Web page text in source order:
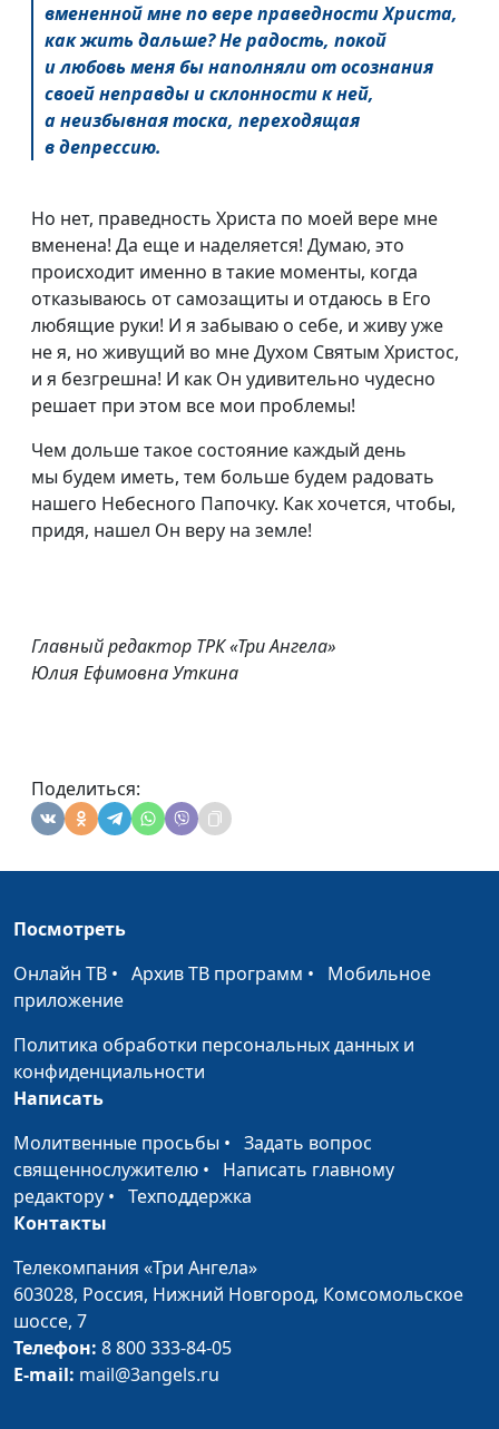
вмененной мне по вере праведности Христа,
как жить дальше? Не радость, покой
и любовь меня бы наполняли от осознания
своей неправды и склонности к ней,
а неизбывная тоска, переходящая
в депрессию.
Но нет, праведность Христа по моей вере мне
вменена! Да еще и наделяется! Думаю, это
происходит именно в такие моменты, когда
отказываюсь от самозащиты и отдаюсь в Его
любящие руки! И я забываю о себе, и живу уже
не я, но живущий во мне Духом Святым Христос,
и я безгрешна! И как Он удивительно чудесно
решает при этом все мои проблемы!
Чем дольше такое состояние каждый день
мы будем иметь, тем больше будем радовать
нашего Небесного Папочку. Как хочется, чтобы,
придя, нашел Он веру на земле!
Главный редактор ТРК «Три Ангела»
Юлия Ефимовна Уткина
Поделиться:
Посмотреть
Онлайн ТВ • Архив ТВ программ • Мобильное
приложение
Политика обработки персональных данных и
конфиденциальности
Написать
Молитвенные просьбы • Задать вопрос
священнослужителю • Написать главному
редактору • Техподдержка
Контакты
Телекомпания «Три Ангела»
603028, Россия, Нижний Новгород, Комсомольское
шоссе, 7
Телефон: 8 800 333-84-05
E-mail: mail@3angels.ru